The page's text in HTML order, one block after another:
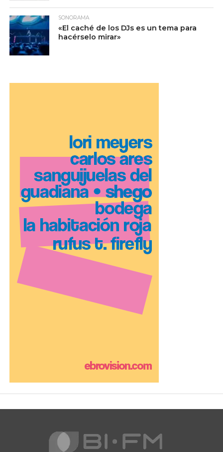
SONORAMA
«El caché de los DJs es un tema para
hacérselo mirar»